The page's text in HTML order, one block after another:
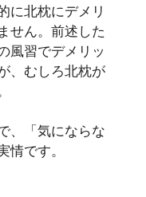
に北枕にデメリ
せん。前述した
風習でデメリッ
、むしろ北枕が
、「気にならな
です。